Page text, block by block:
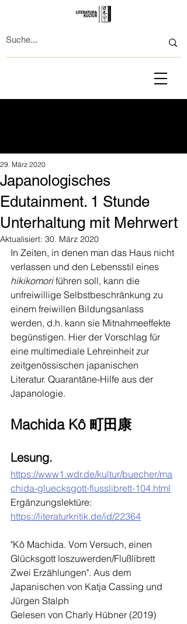
Japanologisches
Edutainment. 1 Stunde
Unterhaltung mit Mehrwert
29. März 2020
Aktualisiert: 30. März 2020
In Zeiten, in denen man das Haus nicht
verlassen und den Lebensstil eines
hikikomori führen soll, kann die
unfreiwillige Selbstbeschränkung zu
einem freiwillen Bildungsanlass
werden, d.h. kann sie Mitnahmeeffekte
begünstigen. Hier der Vorschlag für
eine multimediale Lehreinheit zur
zeitgenössischen japanischen
Literatur. Quarantäne-Hilfe aus der
Japanologie.
Machida Kô 町田康
Lesung.
https://www1.wdr.de/kultur/buecher/ma
chida-gluecksgott-flusslibrett-104.html
Ergänzungslektüre:
https://literaturkritik.de/id/22364
"Kô Machida. Vom Versuch, einen
Glücksgott loszuwerden/Flußlibrett
Zwei Erzählungen". Aus dem
Japanischen von Katja Cassing und
Jürgen Stalph
Gelesen von Charly Hübner (2019)